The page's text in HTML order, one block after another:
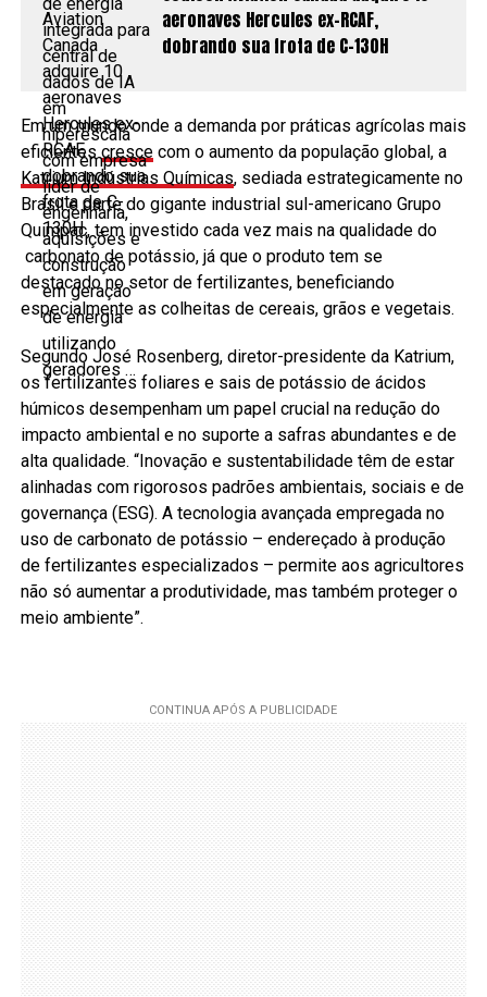
aeronaves Hercules ex-RCAF,
dobrando sua frota de C-130H
Em um mundo onde a demanda por práticas agrícolas mais
eficientescrescecom o aumento da população global, a
Katrium Indústrias Químicas, sediada estrategicamente no
Brasil e parte do gigante industrial sul-americano Grupo
Quimpac, tem investido cada vez mais na qualidade do
carbonato de potássio, já que o produto tem se
destacado no setor de fertilizantes, beneficiando
especialmente as colheitas de cereais, grãos e vegetais.
Segundo José Rosenberg, diretor-presidente da Katrium,
os fertilizantes foliares e sais de potássio de ácidos
húmicos desempenham um papel crucial na redução do
impacto ambiental e no suporte a safras abundantes e de
alta qualidade. “Inovação e sustentabilidade têm de estar
alinhadas com rigorosos padrões ambientais, sociais e de
governança (ESG). A tecnologia avançada empregada no
uso de carbonato de potássio – endereçado à produção
de fertilizantes especializados – permite aos agricultores
não só aumentar a produtividade, mas também proteger o
meio ambiente”.